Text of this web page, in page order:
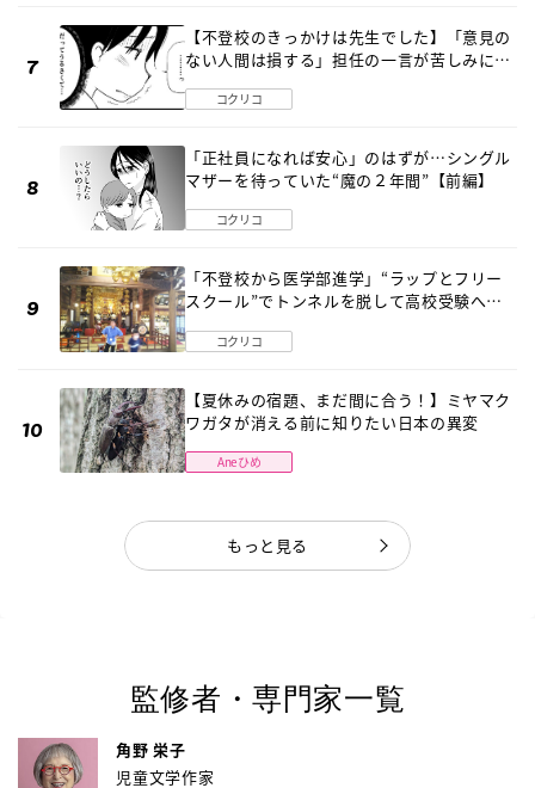
【不登校のきっかけは先生でした】「意見の
ない人間は損する」担任の一言が苦しみに…
コクリコ
「正社員になれば安心」のはずが…シングル
マザーを待っていた“魔の２年間”【前編】
コクリコ
「不登校から医学部進学」“ラップとフリー
スクール”でトンネルを脱して高校受験へ
コクリコ
【夏休みの宿題、まだ間に合う！】ミヤマク
ワガタが消える前に知りたい日本の異変
Aneひめ
もっと見る
監修者・専門家一覧
角野 栄子
児童文学作家